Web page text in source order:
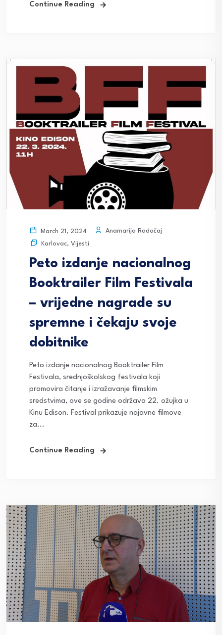
Continue Reading
March 21, 2024
Anamarija Radočaj
Karlovac, Vijesti
Peto izdanje nacionalnog
Booktrailer Film Festivala
– vrijedne nagrade su
spremne i čekaju svoje
dobitnike
Peto izdanje nacionalnog Booktrailer Film
Festivala, srednjoškolskog festivala koji
promovira čitanje i izražavanje filmskim
sredstvima, ove se godine održava 22. ožujka u
Kinu Edison. Festival prikazuje najavne filmove
za...
Continue Reading